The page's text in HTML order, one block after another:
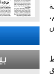
يشمل مسافة بكسل تبلغ 1.5 مم،